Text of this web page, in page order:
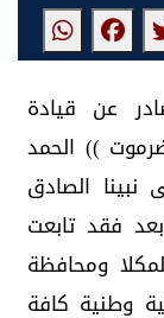
عن قيادة
)) الحمد
نبينا الصادق
فقد تابعت
ومحافظة
وطنية كافة